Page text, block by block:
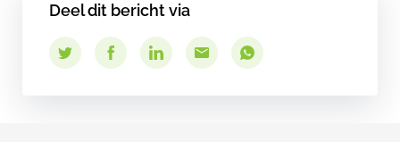
Deel dit bericht via